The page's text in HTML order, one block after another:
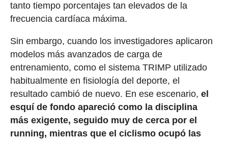
tanto tiempo porcentajes tan elevados de la
frecuencia cardíaca máxima.
Sin embargo, cuando los investigadores aplicaron
modelos más avanzados de carga de
entrenamiento, como el sistema TRIMP utilizado
habitualmente en fisiología del deporte, el
resultado cambió de nuevo. En ese escenario, el
esquí de fondo apareció como la disciplina
más exigente, seguido muy de cerca por el
running, mientras que el ciclismo ocupó las